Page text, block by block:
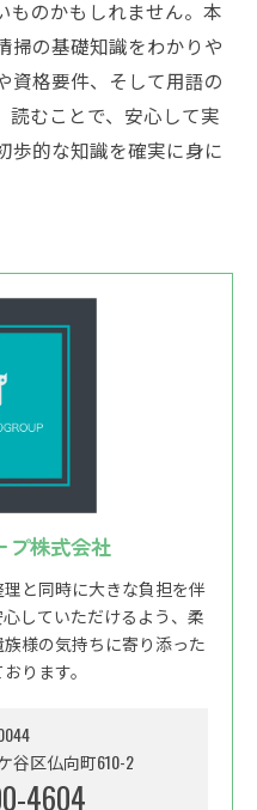
ものかもしれません。本
掃の基礎知識をわかりや
資格要件、そして用語の
読むことで、安心して実
歩的な知識を確実に身に
プ株式会社
と同時に大きな負担を伴
していただけるよう、柔
様の気持ちに寄り添った
ります。
谷区仏向町610-2
4604